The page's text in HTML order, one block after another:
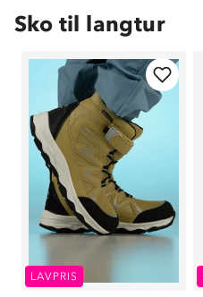
Sko til langtur
LAVPRIS
Om Stormberg
Verdigrunnlag
Klima og miljø
Trelagsprinsippet barn